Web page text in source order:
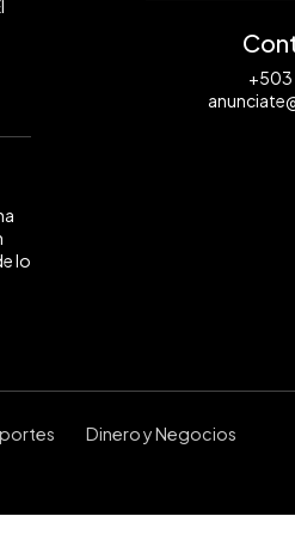
lo
+503
Dinero y Negocios